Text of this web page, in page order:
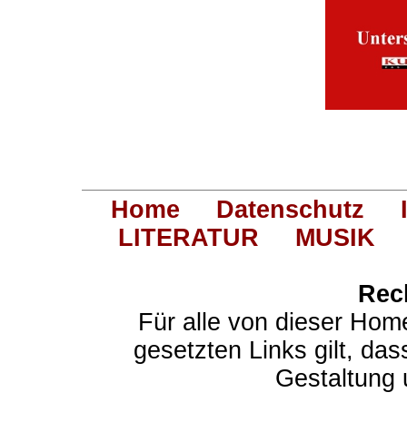
Home Datenschutz
LITERATUR
MUSIK
Für alle von dieser
gesetzten Links gilt,
Gestaltung